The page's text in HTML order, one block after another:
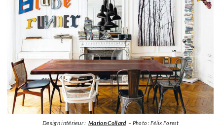
Design intérieur : Marion Collard – Photo : Félix Forest